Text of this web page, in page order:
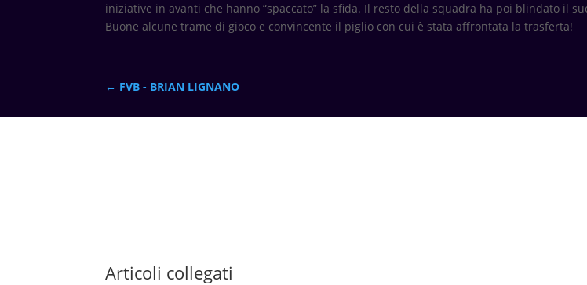
iniziative in avanti che hanno “spaccato” la sfida. Il resto della squadra ha poi blindato il
Buone alcune trame di gioco e convincente il piglio con cui è stata affrontata la trasferta!
← FVB - BRIAN LIGNANO
Articoli collegati